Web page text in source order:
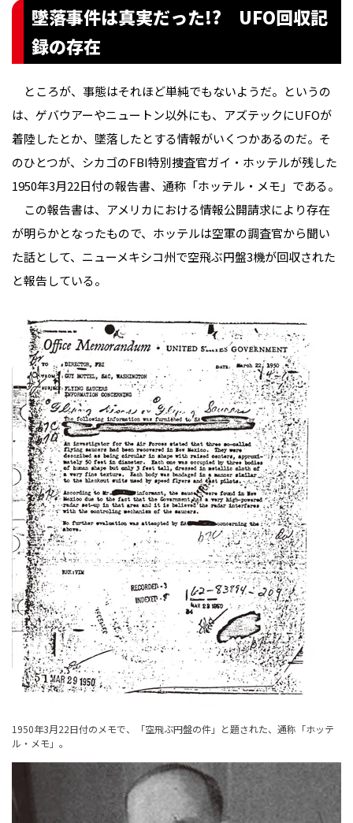
墜落事件は真実だった!? UFO回収記
録の存在
ところが、事態はそれほど単純でもないようだ。というの
は、ゲバウアーやニュートン以外にも、アズテックにUFOが
着陸したとか、墜落したとする情報がいくつかあるのだ。そ
のひとつが、シカゴのFBI特別捜査官ガイ・ホッテルが残した
1950年3月22日付の報告書、通称「ホッテル・メモ」である。
この報告書は、アメリカにおける情報公開請求により存在
が明らかとなったもので、ホッテルは空軍の調査官から聞い
た話として、ニューメキシコ州で空飛ぶ円盤3機が回収された
と報告している。
1950年3月22日付のメモで、「空飛ぶ円盤の件」と題された、通称「ホッテ
ル・メモ」。